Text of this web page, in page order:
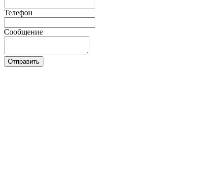
Телефон
Сообщение
Отправить